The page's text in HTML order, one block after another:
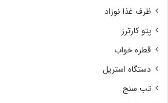
ظرف غذا نوزاد
پتو کارترز
قطره خواب
دستگاه استریل
تب سنج